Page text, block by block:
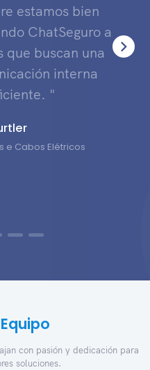
estamos bien
ChatSeguro a
que buscan una
interna
"
e Cabos Elétricos
Equipo
con pasión y dedicación para
soluciones.